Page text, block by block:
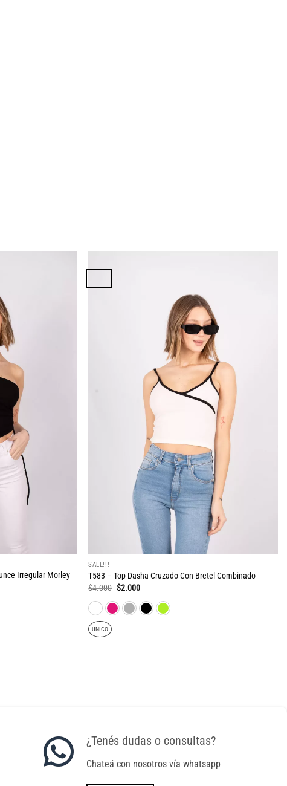
Irregular Morley
SALE!!!
T583 – Top Dasha Cruzado Con Bretel Combinado
$4.000 El
original
era:
$2.000El
actual
es:
UNICO
¿Tenés dudas o consultas?
Chateá con nosotros vía whatsapp